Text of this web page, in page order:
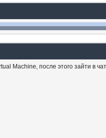
Machine, после этого зайти в